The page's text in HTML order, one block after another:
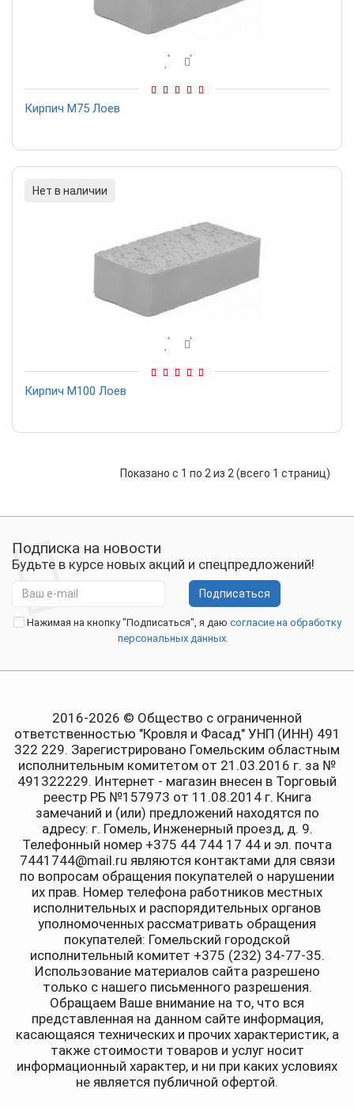
Кирпич М75 Лоев
Нет в наличии
Кирпич М100 Лоев
Показано с 1 по 2 из 2 (всего 1 страниц)
Подписка на новости
Будьте в курсе новых акций и спецпредложений!
Подписаться
Нажимая на кнопку "Подписаться", я даю согласие на обработку
персональных данных.
2016-2026 © Общество с ограниченной
ответственностью "Кровля и Фасад" УНП (ИНН) 491
322 229. Зарегистрировано Гомельским областным
исполнительным комитетом от 21.03.2016 г. за №
491322229. Интернет - магазин внесен в Торговый
реестр РБ №157973 от 11.08.2014 г. Книга
замечаний и (или) предложений находятся по
адресу: г. Гомель, Инженерный проезд, д. 9.
Телефонный номер +375 44 744 17 44 и эл. почта
7441744@mail.ru являются контактами для связи
по вопросам обращения покупателей о нарушении
их прав. Номер телефона работников местных
исполнительных и распорядительных органов
уполномоченных рассматривать обращения
покупателей: Гомельский городской
исполнительный комитет +375 (232) 34-77-35.
Использование материалов сайта разрешено
только с нашего письменного разрешения.
Обращаем Ваше внимание на то, что вся
представленная на данном сайте информация,
касающаяся технических и прочих характеристик, а
также стоимости товаров и услуг носит
информационный характер, и ни при каких условиях
не является публичной офертой.